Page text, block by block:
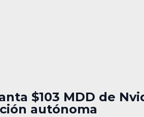
$103 MDD de
autónoma